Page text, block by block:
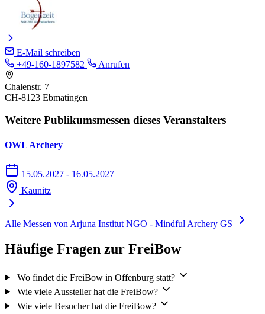
E-Mail schreiben
+49-160-1897582
Anrufen
Chalenstr. 7
CH-8123 Ebmatingen
Weitere Publikumsmessen dieses Veranstalters
OWL Archery
15.05.2027 - 16.05.2027
Kaunitz
Alle Messen von Arjuna Institut NGO - Mindful Archery GS
Häufige Fragen zur FreiBow
Wo findet die FreiBow in Offenburg statt?
Wie viele Aussteller hat die FreiBow?
Wie viele Besucher hat die FreiBow?